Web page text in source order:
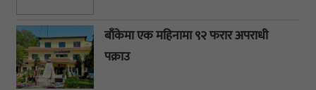
बाँकेमा एक महिनामा ९२ फरार अपराधी
पक्राउ